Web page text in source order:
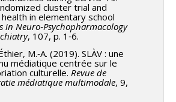
cluster trial and
in elementary school
in Neuro‑Psychopharmacology
, 107, p. 1‑6.
M.‑A. (2019). SLÀV : une
médiatique centrée sur le
culturelle. Revue de
médiatique multimodale, 9,